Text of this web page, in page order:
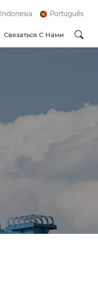
Indonesia Português
Связаться С Нами